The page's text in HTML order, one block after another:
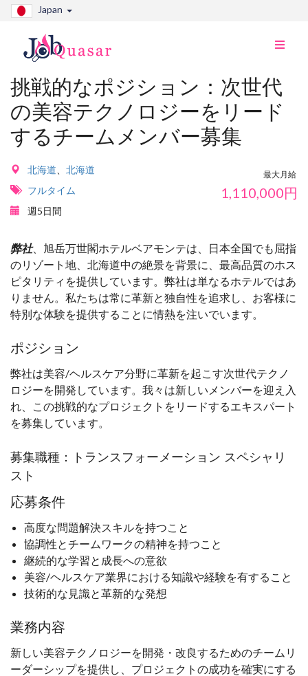
Japan
ナ
り
替
え
挑戦的なポジション：次世代
の美容テクノロジーをリード
するチームメンバー募集
北海道
北海道
フルタイム
週5日間
最大月給
1,110,000円
弊社、旭岳万世閣ホテルベアモンテは、日本全国でも屈指
のリゾート地、北海道中の絶景を背景に、最高品質のホス
ピタリティを提供しています。弊社は単なるホテルではあ
りません。私たちは常に革新と独自性を追求し、お客様に
特別な体験を提供することに情熱を注いでいます。
ポジション
弊社は美容/ヘルスケア分野に革新を起こす次世代テクノ
ロジーを開発しています。我々は新しいメンバーを迎え入
れ、この挑戦的なプロジェクトをリードするエキスパート
を募集しています。
募集職種：トランスフォーメーション スペシャリ
スト
応募条件
高度な問題解決スキルを持つこと
協調性とチームワークの精神を持つこと
継続的な学習と成長への意欲
美容/ヘルスケア業界における知識や経験を有すること
技術的な見識と革新的な発想
業務内容
新しい美容テクノロジーを開発・改良するためのチームリ
ーダーシップを提供し、プロジェクトの成功を確実にする